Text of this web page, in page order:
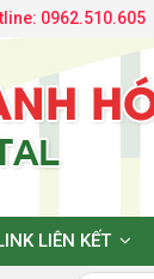
0962.510.605
LIÊN KẾT